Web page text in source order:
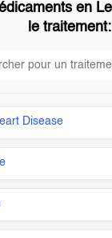
en
le traitement:
Disease